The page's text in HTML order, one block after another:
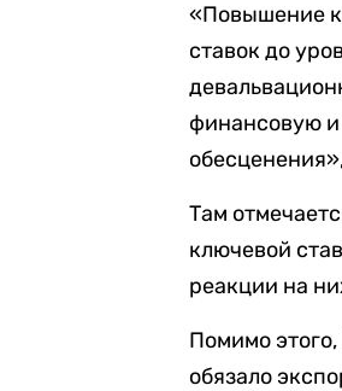
«Повышение
ставок до
финансовую и
Там
ключевой
реакции на
Помимо
обязало